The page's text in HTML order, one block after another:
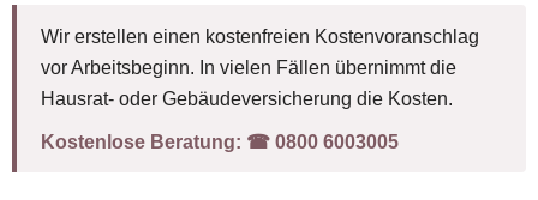
Wir erstellen einen kostenfreien Kostenvoranschlag
vor Arbeitsbeginn. In vielen Fällen übernimmt die
Hausrat- oder Gebäudeversicherung die Kosten.
Kostenlose Beratung: ☎︎ 0800 6003005